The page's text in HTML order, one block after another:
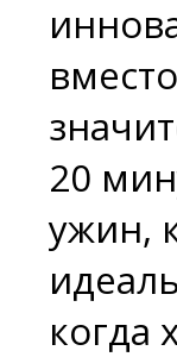
20
ужин,
когда